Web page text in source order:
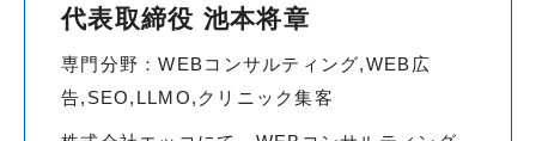
代表取締役 池本将章
専門分野：WEBコンサルティング,WEB広
告,SEO,LLMO,クリニック集客